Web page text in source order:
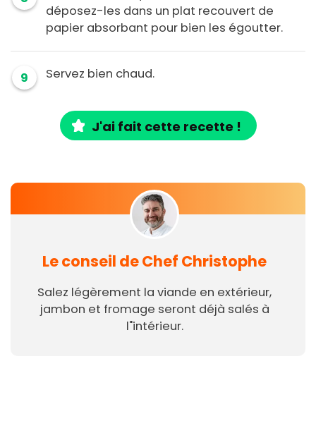
déposez-les dans un plat recouvert de
papier absorbant pour bien les égoutter.
9 Servez bien chaud.
J'ai fait cette recette !
Le conseil de Chef Christophe
Salez légèrement la viande en extérieur,
jambon et fromage seront déjà salés à
l"intérieur.